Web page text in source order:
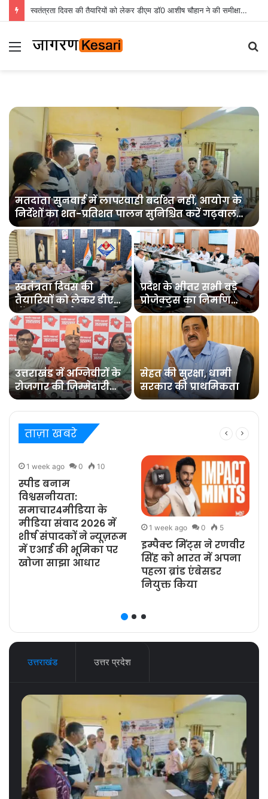
स्वतंत्रता दिवस की तैयारियों को लेकर डीएम डॉ0 आशीष चौहान ने की समीक्षा बैठक
Menu
मतदाता सुनवाई में लापरवाही बर्दाश्त नहीं, आयोग के
निर्देशों का शत-प्रतिशत पालन सुनिश्चित करें गढ़वाल
आयुक्त
स्वतंत्रता दिवस की
तैयारियों को लेकर डीएम
डॉ0 आशीष चौहान ने की
समीक्षा बैठक
प्रदेश के भीतर सभी बड़े
प्रोजेक्ट्स का निर्माण
कार्य नियमित समय पर
पूरा हो : मुख्य सचिव
उत्तराखंड में अग्निवीरों के
रोजगार की जिम्मेदारी
संभालेगा पुनर्रोजगार
सेल : कर्नल कोठियाल
सेहत की सुरक्षा, धामी
सरकार की प्राथमिकता
ताज़ा खबरे
1 week ago 0 10
स्पीड बनाम
विश्वसनीयता:
समाचार4मीडिया के
मीडिया संवाद 2026 में
शीर्ष संपादकों ने न्यूज़रूम
में एआई की भूमिका पर
खोजा साझा आधार
1 week ago 0 5
इम्पैक्ट मिंट्स ने रणवीर
सिंह को भारत में अपना
पहला ब्रांड एंबेसडर
नियुक्त किया
उत्तराखंड उत्तर प्रदेश